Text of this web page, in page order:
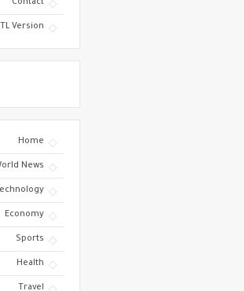
Contact
Version
Home
News
Economy
Sports
Health
Travel